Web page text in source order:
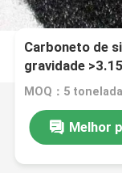
Carboneto de
gravidade
abrasivos
Melhor